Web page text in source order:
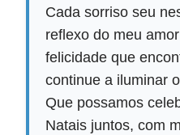
Cada sorriso seu
reflexo do meu
felicidade que
continue a iluminar
Que possamos
Natais juntos, com